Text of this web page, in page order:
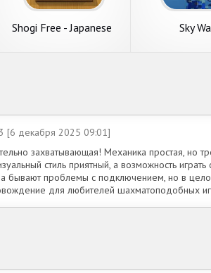
Shogi Free - Japanese
Sky
[6 декабря 2025 09:01]
захватывающая! Механика простая, но
стиль приятный, а возможность
бывают проблемы с подключением, но в
для любителей шахматоподобных